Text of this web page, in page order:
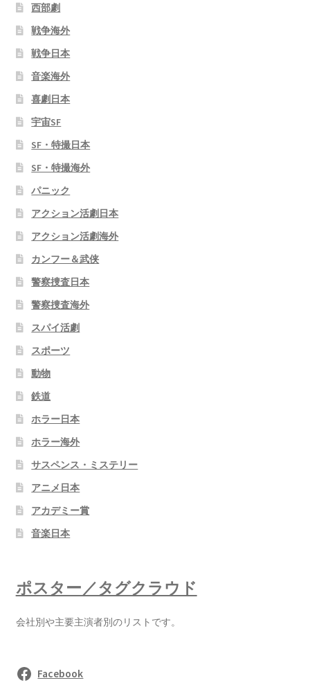
西部劇
戦争海外
戦争日本
音楽海外
喜劇日本
宇宙SF
SF・特撮日本
SF・特撮海外
パニック
アクション活劇日本
アクション活劇海外
カンフー＆武侠
警察捜査日本
警察捜査海外
スパイ活劇
スポーツ
動物
鉄道
ホラー日本
ホラー海外
サスペンス・ミステリー
アニメ日本
アカデミー賞
音楽日本
ポスター／タグクラウド
会社別や主要主演者別のリストです。
Facebook